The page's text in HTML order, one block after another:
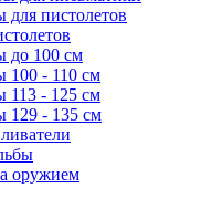
пистолетов
до 100 см
100 - 110 см
113 - 125 см
129 - 135 см
оружием